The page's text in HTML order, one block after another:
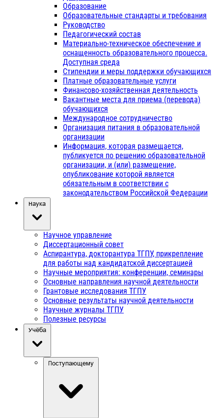
Образование
Образовательные стандарты и требования
Руководство
Педагогический состав
Материально-техническое обеспечение и
оснащенность образовательного процесса.
Доступная среда
Стипендии и меры поддержки обучающихся
Платные образовательные услуги
Финансово-хозяйственная деятельность
Вакантные места для приема (перевода)
обучающихся
Международное сотрудничество
Организация питания в образовательной
организации
Информация, которая размещается,
публикуется по решению образовательной
организации, и (или) размещение,
опубликование которой является
обязательным в соответствии с
законодательством Российской Федерации
Наука
Научное управление
Диссертационный совет
Аспирантура, докторантура ТГПУ, прикрепление
для работы над кандидатской диссертацией
Научные мероприятия: конференции, семинары
Основные направления научной деятельности
Грантовые исследования ТГПУ
Основные результаты научной деятельности
Научные журналы ТГПУ
Полезные ресурсы
Учёба
Поступающему